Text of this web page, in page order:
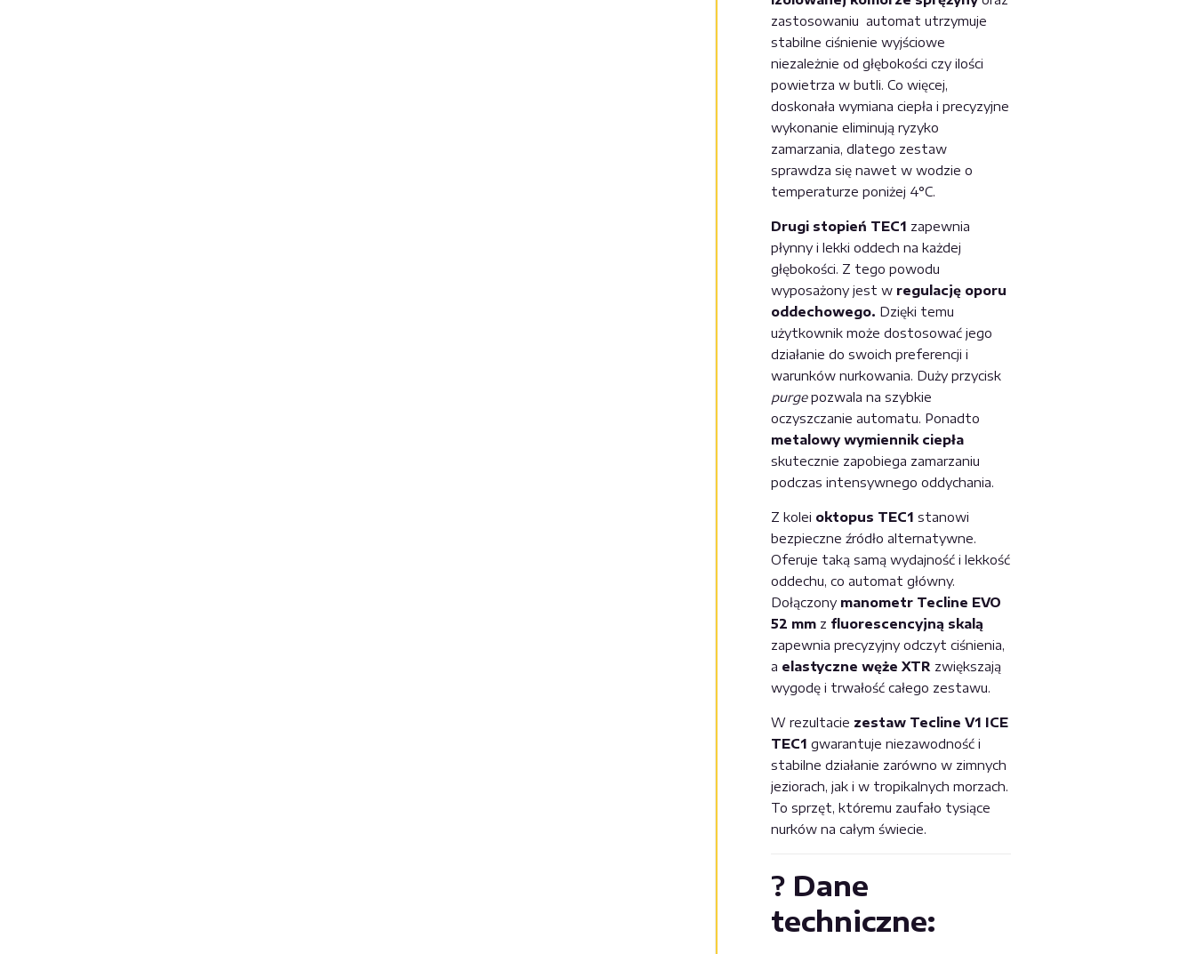
zastosowaniu automat utrzymuje
stabilne ciśnienie wyjściowe
niezależnie od głębokości czy ilości
powietrza w butli. Co więcej,
doskonała wymiana ciepła i precyzyjne
wykonanie eliminują ryzyko
zamarzania, dlatego zestaw
sprawdza się nawet w wodzie o
temperaturze poniżej 4°C.
Drugi stopień TEC1 zapewnia
płynny i lekki oddech na każdej
głębokości. Z tego powodu
wyposażony jest w regulację oporu
oddechowego. Dzięki temu
użytkownik może dostosować jego
działanie do swoich preferencji i
warunków nurkowania. Duży przycisk
purgepozwala na szybkie
oczyszczanie automatu. Ponadto
metalowy wymiennik ciepła
skutecznie zapobiega zamarzaniu
podczas intensywnego oddychania.
Z kolei oktopus TEC1 stanowi
bezpieczne źródło alternatywne.
Oferuje taką samą wydajność i lekkość
oddechu, co automat główny.
Dołączony manometr Tecline EVO
52 mm z fluorescencyjną skalą
zapewnia precyzyjny odczyt ciśnienia,
a elastyczne węże XTR zwiększają
wygodę i trwałość całego zestawu.
W rezultacie zestaw Tecline V1 ICE
TEC1 gwarantuje niezawodność i
stabilne działanie zarówno w zimnych
jeziorach, jak i w tropikalnych morzach.
To sprzęt, któremu zaufało tysiące
nurków na całym świecie.
? Dane
techniczne: